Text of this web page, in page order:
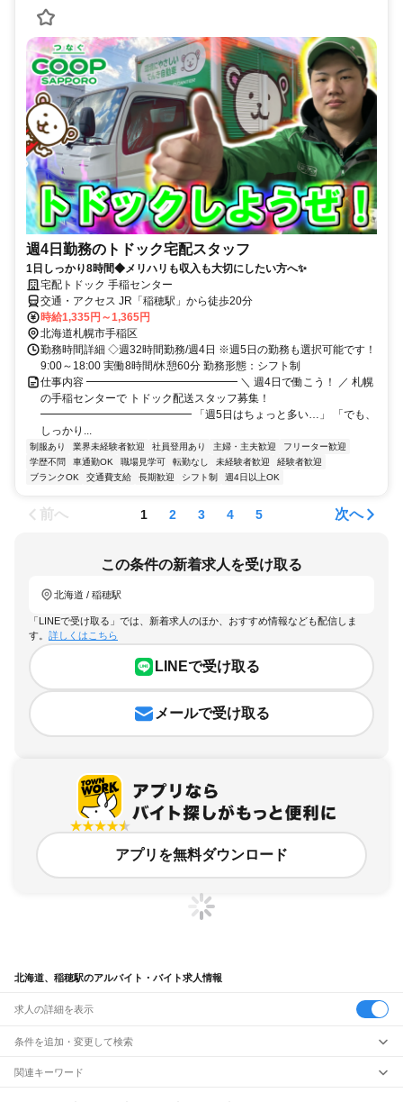
週4日勤務のトドック宅配スタッフ
1日しっかり8時間◆メリハリも収入も大切にしたい方へ✨
宅配トドック 手稲センター
交通・アクセス JR「稲穂駅」から徒歩20分
時給1,335円～1,365円
北海道札幌市手稲区
勤務時間詳細 ◇週32時間勤務/週4日 ※週5日の勤務も選択可能です！
9:00～18:00 実働8時間/休憩60分 勤務形態：シフト制
仕事内容 ━━━━━━━━━━━━━━ ＼ 週4日で働こう！ ／ 札幌
の手稲センターで トドック配送スタッフ募集！
━━━━━━━━━━━━━━ 「週5日はちょっと多い…」 「でも、
しっかり...
制服あり 業界未経験者歓迎 社員登用あり 主婦・主夫歓迎
フリーター歓迎
学歴不問
車通勤OK 職場見学可 転勤なし 未経験者歓迎
経験者歓迎
ブランクOK
交通費支給 長期歓迎 シフト制 週4日以上OK
前へ 1 2 3 4 5 次へ
この条件の新着求人を受け取る
北海道 / 稲穂駅
「LINEで受け取る」では、新着求人のほか、おすすめ情報なども配信しま
す。 詳しくはこちら
LINEで受け取る
メールで受け取る
アプリを無料ダウンロード
北海道、稲穂駅のアルバイト・バイト求人情報
求人の詳細を表示
条件を追加・変更して検索
市区町村を追加・変更
関連キーワード